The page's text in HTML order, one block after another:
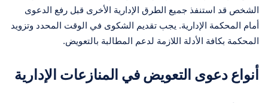
الشخص قد استنفذ جميع الطرق الإدارية الأخرى قبل رفع الدعوى
أمام المحكمة الإدارية. يجب تقديم الشكوى في الوقت المحدد وتزويد
المحكمة بكافة الأدلة اللازمة لدعم المطالبة بالتعويض.
أنواع دعوى التعويض في المنازعات الإدارية